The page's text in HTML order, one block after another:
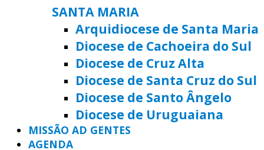
SANTA MARIA
Arquidiocese de Santa Maria
Diocese de Cachoeira do Sul
Diocese de Cruz Alta
Diocese de Santa Cruz do Sul
Diocese de Santo Ângelo
Diocese de Uruguaiana
MISSÃO AD GENTES
AGENDA